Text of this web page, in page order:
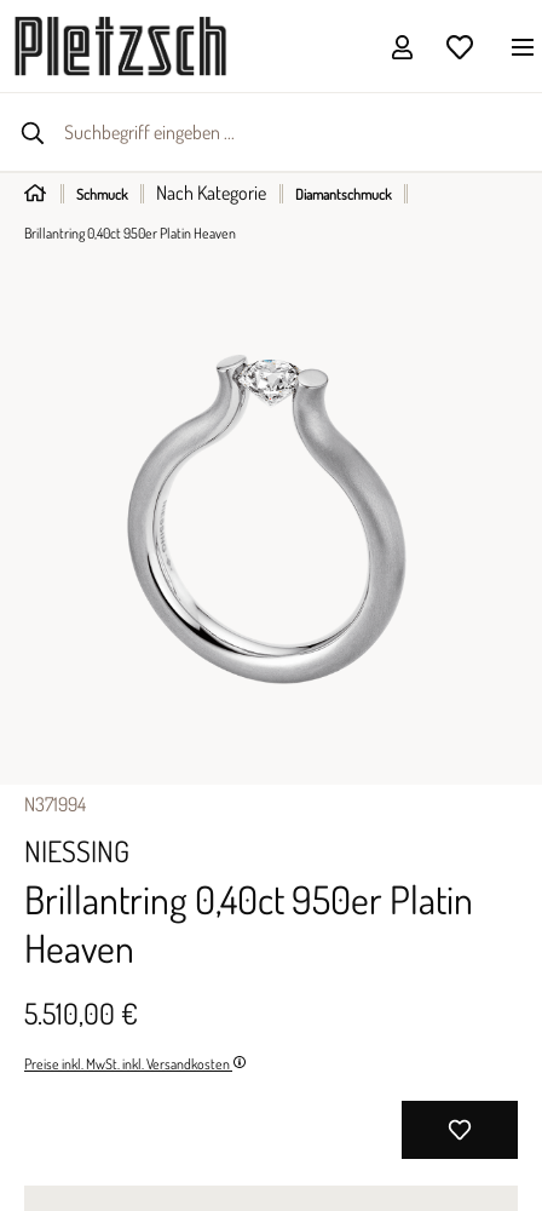
Schmuck Nach Kategorie Diamantschmuck
Brillantring 0,40ct 950er Platin Heaven
N371994
NIESSING
Brillantring 0,40ct 950er Platin
Heaven
5.510,00 €
Preise inkl. MwSt. inkl. Versandkosten